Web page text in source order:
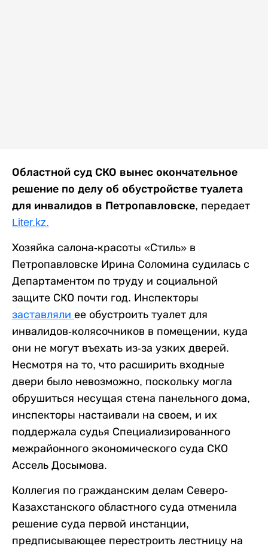
Областной суд СКО вынес окончательное
решение по делу об обустройстве туалета
для инвалидов в Петропавловске, передает
Liter.kz.
Хозяйка салона-красоты «Стиль» в
Петропавловске Ирина Соломина судилась с
Департаментом по труду и социальной
защите СКО почти год. Инспекторы
заставляли ее обустроить туалет для
инвалидов-колясочников в помещении, куда
они не могут въехать из-за узких дверей.
Несмотря на то, что расширить входные
двери было невозможно, поскольку могла
обрушиться несущая стена панельного дома,
инспекторы настаивали на своем, и их
поддержала судья Специализированного
межрайонного экономического суда СКО
Ассель Досымова.
Коллегия по гражданским делам Северо-
Казахстанского областного суда отменила
решение суда первой инстанции,
предписывающее перестроить лестницу на